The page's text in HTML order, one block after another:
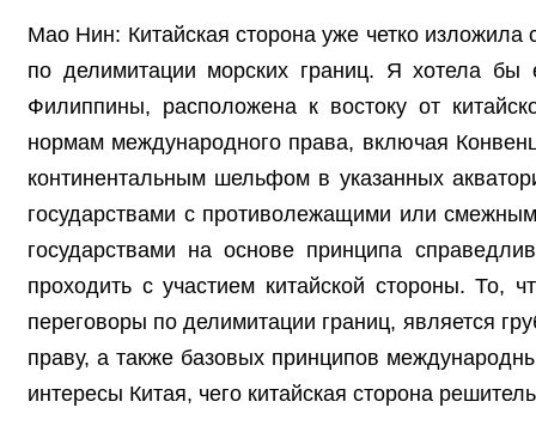
Мао Нин: Китайская сторона уже четко
по делимитации морских границ. Я хотела бы
Филиппины, расположена к востоку от
нормам международного права, включая
континентальным шельфом в указанных
государствами с противолежащими или
государствами на основе принципа
проходить с участием китайской стороны.
переговоры по делимитации границ, является
праву, а также базовых принципов
интересы Китая, чего китайская сторона